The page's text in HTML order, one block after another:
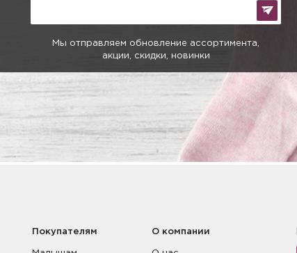
Мы отправляем обновление ассортимента,
акции, скидки, новинки
Покупателям О компании